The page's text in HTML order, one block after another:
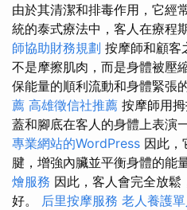
由於其清潔和排毒作用，它經
統的泰式療法中，客人在療程
師協助財務規劃 按摩師和顧客
不是摩擦肌肉，而是身體被壓
保能量的順利流動和身體緊張
薦 高雄徵信社推薦 按摩師用
蓋和腳底在客人的身體上表演
專業網站的WordPress 因此，
腱，增強內臟並平衡身體的能
燴服務 因此，客人會完全放
好。 后里按摩服務 老人養護